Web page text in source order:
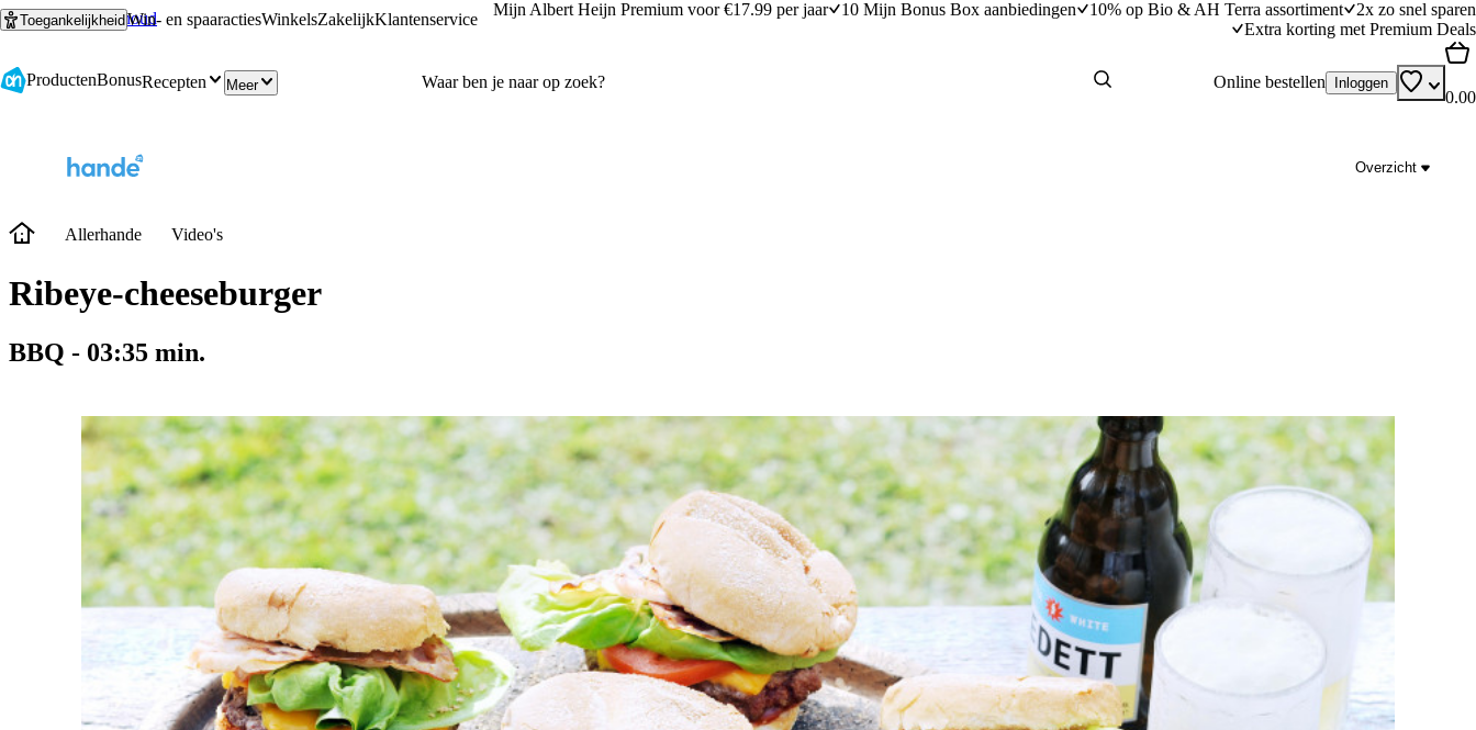
Ga naar hoofdinhoud
Ga naar zoeken
ToegankelijkheidWin- en spaaractiesWinkelsZakelijkKlantenservice
Mijn Albert Heijn Premium voor €17.99 per jaar 10 Mijn Bonus Box aanbiedingen 10% op Bio & AH Terra assortiment
2x zo snel sparen
Extra korting met Premium Deals
ProductenBonusRecepten Meer Online bestellen Inloggen
0.00
Overzicht
Allerhande Video's
Ribeye-cheeseburger
BBQ - 03:35 min.